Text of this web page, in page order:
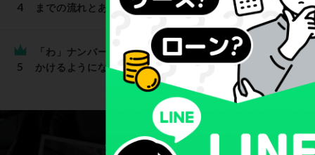
までの流れとあわせて解説
「わ」ナンバーの車を個人所有することは可能？多く見
かけるようになった理由を解説
注目のキーワード